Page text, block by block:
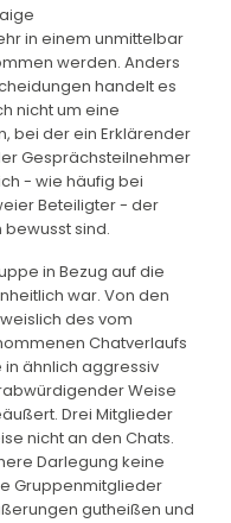
in einem unmittelbar
werden. Anders
handelt es
nicht um eine
bei der ein Erklärender
Gesprächsteilnehmer
- wie häufig bei
Beteiligter - der
sind.
in Bezug auf die
war. Von den
des vom
Chatverlaufs
ähnlich aggressiv
Weise
Drei Mitglieder
nicht an den Chats.
Darlegung keine
Gruppenmitglieder
gutheißen und